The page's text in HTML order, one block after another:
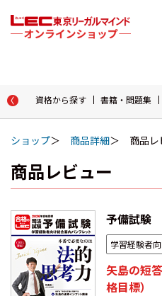
資格から探す 書籍・問題集
ショップ 商品詳細 商品
商品レビュー
予備試験
学習経験者
矢島の短
格目標）